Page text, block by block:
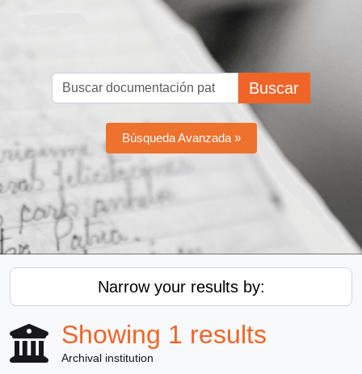
Buscar
Búsqueda Avanzada »
Narrow your results by:
Showing 1 results
Archival institution